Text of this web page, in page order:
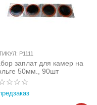
P1111
заплат для камер на
50мм., 90шт